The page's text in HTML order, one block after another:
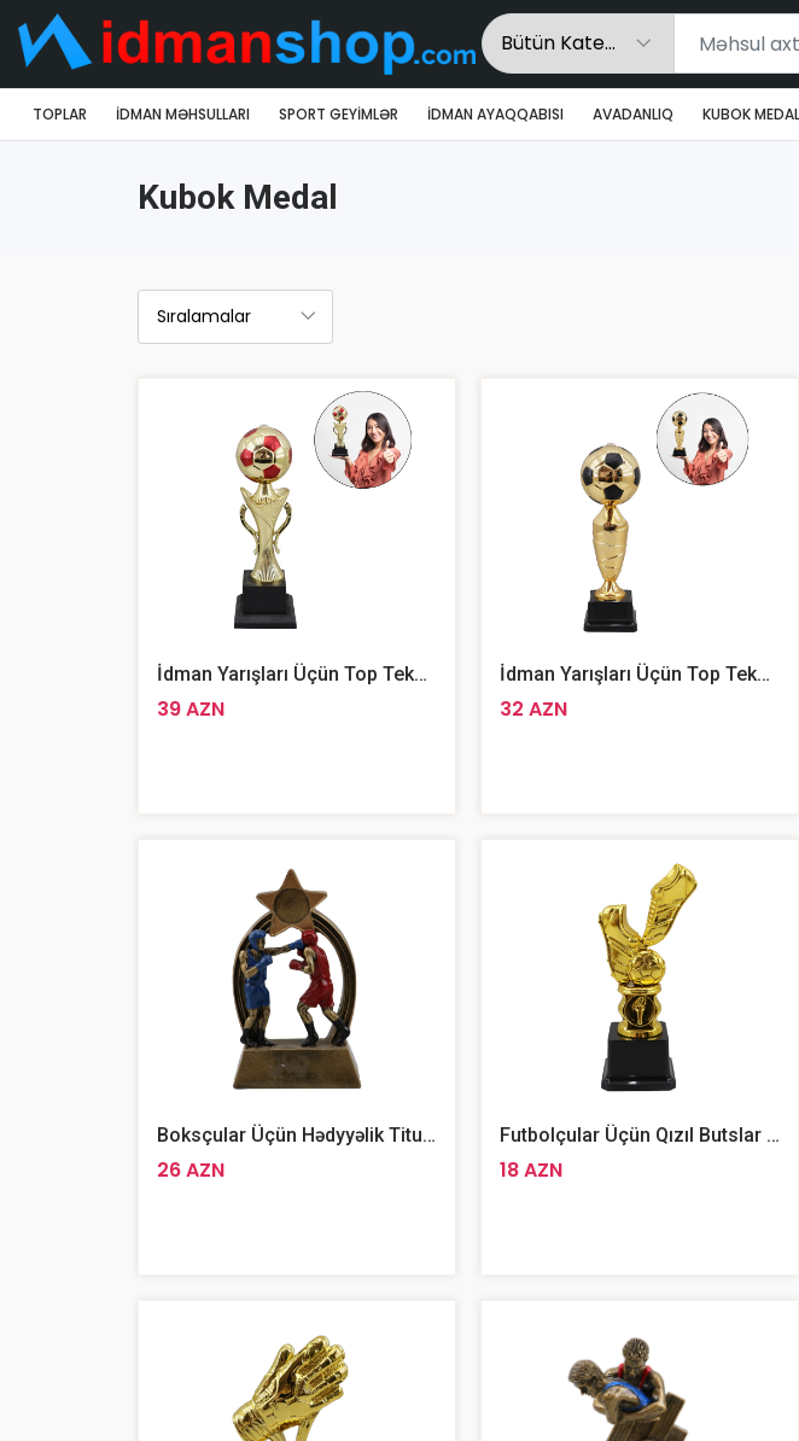
TOPLAR İDMAN MƏHSULLARI SPORT GEYIMLƏR İDMAN AYAQQABISI AVADANLIQ KUBOK MEDAL
Kubok Medal
İdman Yarışları Üçün Top Teksturalı Hədiyyəlik Titul Kubok 37 Sm
39 AZN
İdman Yarışları Üçün Top Teksturalı Hədiyyəlik Titul Kubok 30 Sm
32 AZN
Boksçular Üçün Hədyyəlik Titul Kubok 17 Sm
26 AZN
Futbolçular Üçün Qızıl Butslar Kuboku 22sm
18 AZN